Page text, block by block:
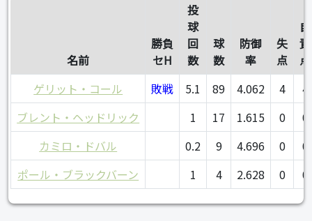
名前
勝負
セH
投
球
回
数
球
数
防御
率
失
点
自
責
点
ゲリット・コール
敗戦 5.1 89 4.062 4
4
ブレント・ヘッドリック
1 17 1.615 0
0
カミロ・ドバル
0.2 9 4.696 0
0
ポール・ブラックバーン
1 4 2.628 0 0